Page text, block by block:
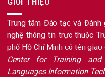
GIỚI THIỆU
Trung tâm Đào tạo và
nghệ thông tin trực thuộc
phố Hồ Chí Minh có tên giao
Center for Training and
Languages Information